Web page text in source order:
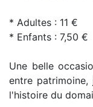
* Adultes : 11 €
* Enfants : 7,50 €
Une belle
entre
l'histoire du